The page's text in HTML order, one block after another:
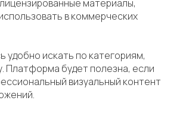
материалы,
в коммерческих
удобно искать по категориям,
Платформа будет полезна, если
визуальный контент